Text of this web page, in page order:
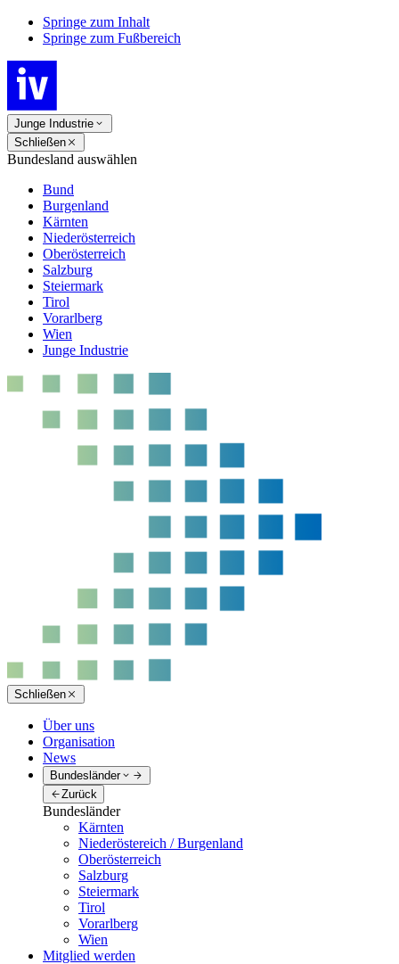
Springe zum Inhalt
Springe zum Fußbereich
Junge Industrie
Schließen
Bundesland auswählen
Bund
Burgenland
Kärnten
Niederösterreich
Oberösterreich
Salzburg
Steiermark
Tirol
Vorarlberg
Wien
Junge Industrie
Schließen
Über uns
Organisation
News
Bundesländer
Zurück
Bundesländer
Kärnten
Niederöstereich / Burgenland
Oberösterreich
Salzburg
Steiermark
Tirol
Vorarlberg
Wien
Mitglied werden